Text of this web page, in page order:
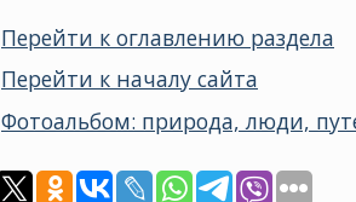
Перейти к оглавлению раздела
Перейти к началу сайта
Фотоальбом: природа, люди,